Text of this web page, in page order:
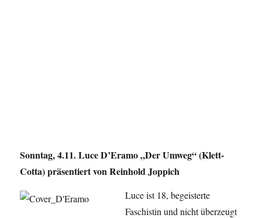
Sonntag, 4.11. Luce D’Eramo „Der Umweg“ (Klett-
Cotta) präsentiert von Reinhold Joppich
Luce ist 18, begeisterte
Faschistin und nicht überzeugt